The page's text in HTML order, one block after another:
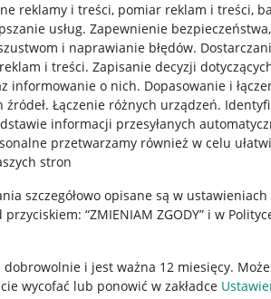
reklamy i treści, pomiar reklam i treści,
usług. Zapewnienie bezpieczeństwa,
i naprawianie błędów.
i treści. Zapisanie decyzji
informowanie o nich. Dopasowanie i
źródeł. Łączenie różnych urządzeń.
informacji przesyłanych
przetwarzamy również w celu
stron
szczegółowo opisane są w ustawieniach
“ZMIENIAM ZGODY” i w
dobrowolnie i jest ważna 12 miesięcy.
wycofać lub ponowić w zakładce
Pobierz aplikację